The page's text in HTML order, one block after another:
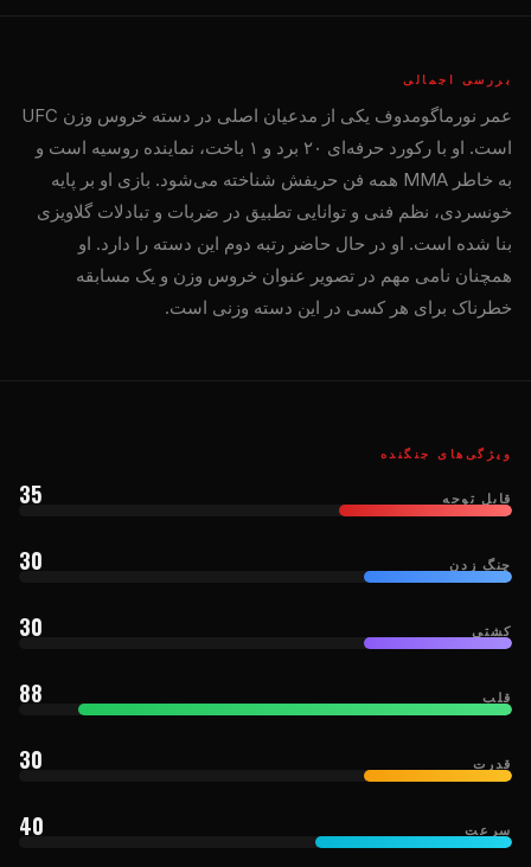
بررسی اجمالی
عمر نورماگومدوف یکی از مدعیان اصلی در دسته خروس وزن UFC
است. او با رکورد حرفه‌ای ۲۰ برد و ۱ باخت، نماینده روسیه است و
به خاطر MMA همه فن حریفش شناخته می‌شود. بازی او بر پایه
خونسردی، نظم فنی و توانایی تطبیق در ضربات و تبادلات گلاویزی
بنا شده است. او در حال حاضر رتبه دوم این دسته را دارد. او
همچنان نامی مهم در تصویر عنوان خروس وزن و یک مسابقه
خطرناک برای هر کسی در این دسته وزنی است.
ویژگی‌های جنگنده
قابل توجه 35
چنگ زدن 30
کشتی 30
قلب 88
قدرت 30
سرعت 40